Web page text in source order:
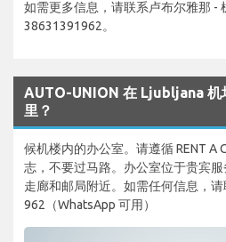
如需更多信息，请联系卢布尔雅那 -
38631391962。
AUTO-UNION 在 Ljubljana 机
里？
候机楼内的办公室。请遵循 RENT A
志，不要过马路。办公室位于贵宾
走廊和邮局附近。如需任何信息，
962（WhatsApp 可用）